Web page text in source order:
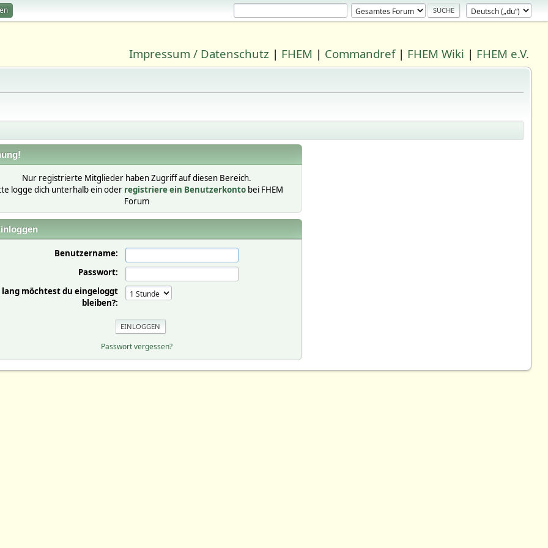
Impressum / Datenschutz | FHEM | Commandref| FHEM Wiki | FHEM e.V.
Nur registrierte Mitglieder haben Zugriff auf diesen Bereich.
logge dich unterhalb ein oder registriere ein Benutzerkontobei FHEM
Forum
Benutzername:
Passwort:
lang möchtest du eingeloggt
bleiben?:
Passwort vergessen?